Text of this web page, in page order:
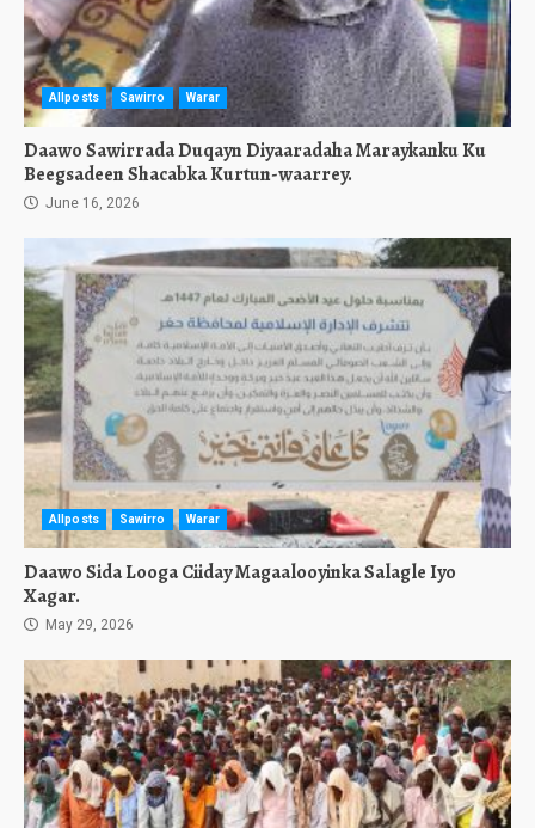
Allposts Sawirro Warar
Daawo Sawirrada Duqayn Diyaaradaha Maraykanku Ku
Beegsadeen Shacabka Kurtun-waarrey.
June 16, 2026
Allposts Sawirro Warar
Daawo Sida Looga Ciiday Magaalooyinka Salagle Iyo
Xagar.
May 29, 2026